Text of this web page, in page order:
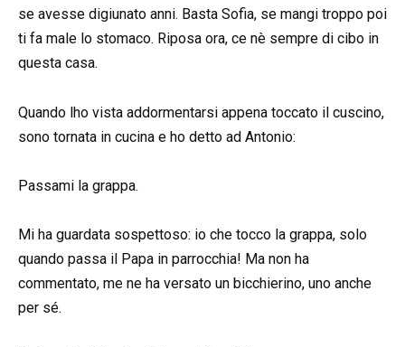
se avesse digiunato anni. Basta Sofia, se mangi troppo poi
ti fa male lo stomaco. Riposa ora, ce nè sempre di cibo in
questa casa.
Quando lho vista addormentarsi appena toccato il cuscino,
sono tornata in cucina e ho detto ad Antonio:
Passami la grappa.
Mi ha guardata sospettoso: io che tocco la grappa, solo
quando passa il Papa in parrocchia! Ma non ha
commentato, me ne ha versato un bicchierino, uno anche
per sé.